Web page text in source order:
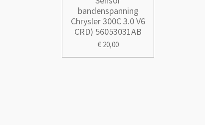
bandenspanning
Chrysler 300C 3.0 V6
CRD) 56053031AB
€ 20,00